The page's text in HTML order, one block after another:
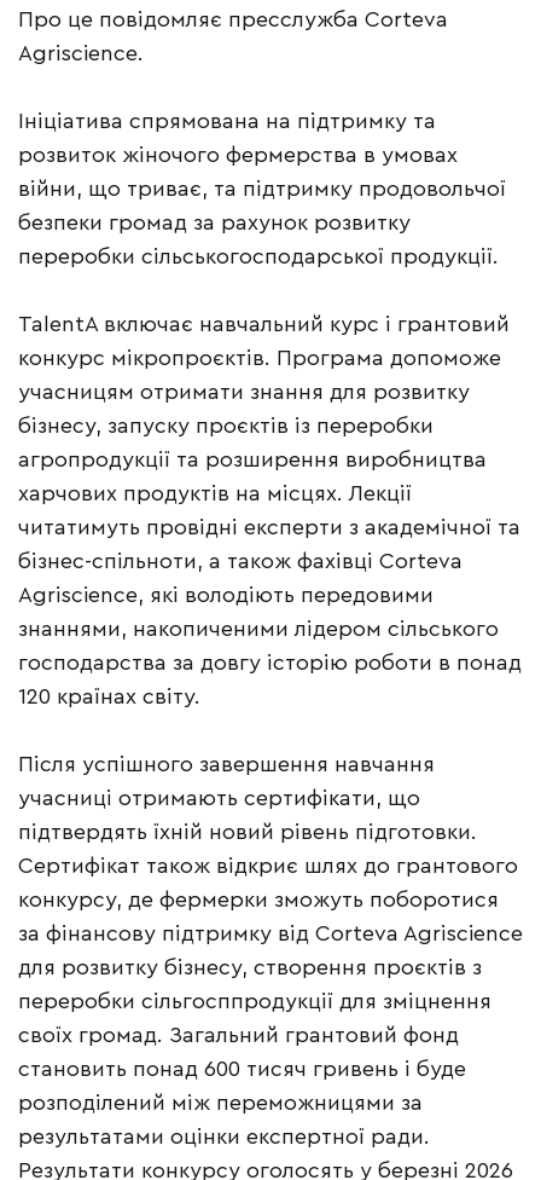
Про це повідомляє пресслужба Corteva
Agriscience.
Ініціатива спрямована на підтримку та
розвиток жіночого фермерства в умовах
війни, що триває, та підтримку продовольчої
безпеки громад за рахунок розвитку
переробки сільськогосподарської продукції.
TalentA включає навчальний курс і грантовий
конкурс мікропроєктів. Програма допоможе
учасницям отримати знання для розвитку
бізнесу, запуску проєктів із переробки
агропродукції та розширення виробництва
харчових продуктів на місцях. Лекції
читатимуть провідні експерти з академічної та
бізнес-спільноти, а також фахівці Corteva
Agriscience, які володіють передовими
знаннями, накопиченими лідером сільського
господарства за довгу історію роботи в понад
120 країнах світу.
Після успішного завершення навчання
учасниці отримають сертифікати, що
підтвердять їхній новий рівень підготовки.
Сертифікат також відкриє шлях до грантового
конкурсу, де фермерки зможуть поборотися
за фінансову підтримку від Corteva Agriscience
для розвитку бізнесу, створення проєктів з
переробки сільгосппродукції для зміцнення
своїх громад. Загальний грантовий фонд
становить понад 600 тисяч гривень і буде
розподілений між переможницями за
результатами оцінки експертної ради.
Результати конкурсу оголосять у березні 2026